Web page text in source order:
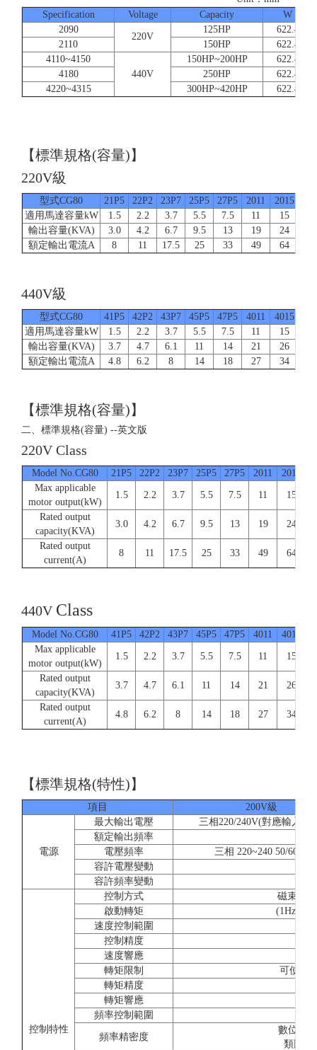
Specification
Voltage Capacity
W
2090
220V
125HP
622.4
2110
150HP
622.4
4110~4150
440V
150HP~200HP
622.4
4180
250HP
622.4
4220~4315
300HP~420HP 622.4
【標準規格(容量)】
220V級
型式CG80 21P5 22P2 23P7 25P5 27P5 2011 2015
適用馬達容量kW
1.5 2.2 3.7 5.5 7.5 11 15
輸出容量(KVA)
3.0 4.2 6.7 9.5 13 19 24
額定輸出電流A
8 11 17.5 25 33 49 64
440V級
型式CG80 41P5 42P2 43P7 45P5 47P5 4011 4015
適用馬達容量kW
1.5 2.2 3.7 5.5 7.5 11 15
輸出容量(KVA)
3.7 4.7 6.1 11 14 21 26
額定輸出電流A
4.8 6.2 8 14 18 27 34
【標準規格(容量)】
二、標準規格(容量) --英文版
220V Class
Model No.CG80 21P5 22P2 23P7 25P5 27P5 2011 2015
Max applicable
motor output(kW)
1.5 2.2 3.7 5.5 7.5 11 15
Rated output
capacity(KVA)
3.0 4.2 6.7 9.5 13 19 24
Rated output
current(A)
8 11 17.5 25 33 49 64
440V Class
Model No.CG80 41P5 42P2 43P7 45P5 47P5 4011 4015
Max applicable
motor output(kW)
1.5 2.2 3.7 5.5 7.5 11 15
Rated output
capacity(KVA)
3.7 4.7 6.1 11 14 21 26
Rated output
current(A)
4.8 6.2 8 14 18 27 34
【標準規格(特性)】
項目 200V級
電源
最大輸出電壓
三相220/240V(對應輸入電
額定輸出頻率
電壓頻率
三相 220~240 50/60Hz
容許電壓變動
容許頻率變動
控制特性
控制方式
磁束電
啟動轉矩
(1Hz時
速度控制範圍
控制精度
速度響應
轉矩限制
可使用(
轉矩精度
轉矩響應
頻率控制範圍
頻率精密度
數位指
類比指